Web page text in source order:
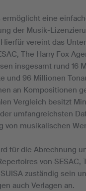
ermöglicht eine
der Musik-
vereint das
The Harry Fox
insgesamt rund 16
und 96 Millionen
an Kompositionen
Vergleich besitzt
umfangreichsten
von musikalischen
für die Abrechnung
von SESAC,
zuständig sein
auch Verlagen an.